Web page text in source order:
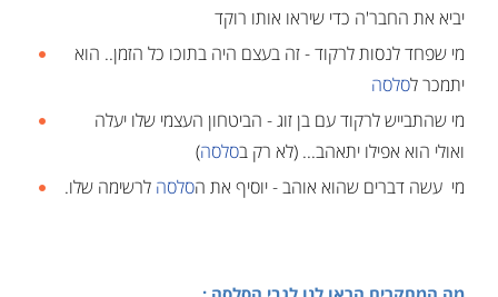
יביא את החבר'ה כדי שיראו אותו רוקד
מי שפחד לנסות לרקוד - זה בעצם היה בתוכו כל הזמן.. הוא
יתמכר לסלסה
מי שהתבייש לרקוד עם בן זוג - הביטחון העצמי שלו יעלה
ואולי הוא אפילו יתאהב... (לא רק בסלסה)
מי עשה דברים שהוא אוהב - יוסיף את הסלסה לרשימה שלו.